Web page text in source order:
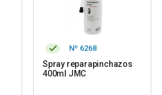
Nº 6268
Spray reparapinchazos
400ml JMC